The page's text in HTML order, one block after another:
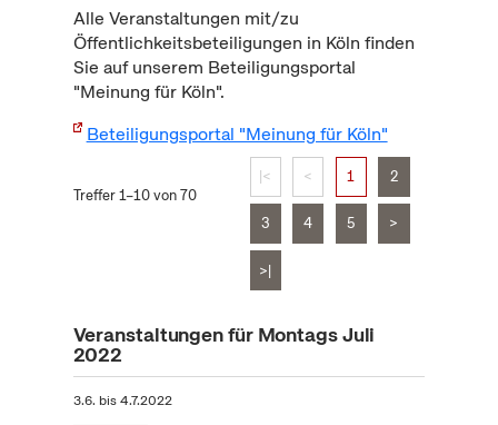
Alle Veranstaltungen mit/zu
Öffentlichkeitsbeteiligungen in Köln finden
Sie auf unserem Beteiligungsportal
"Meinung für Köln".
Beteiligungsportal "Meinung für Köln"
Treffer 1–10 von 70
|< < 1 2
3 4 5 >
>|
Veranstaltungen für Montags Juli
2022
3.6. bis4.7.2022